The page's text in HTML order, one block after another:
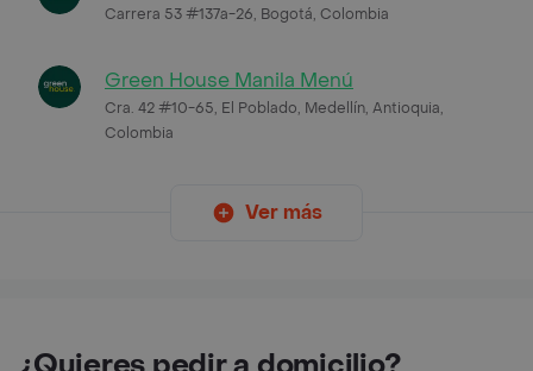
Carrera 53 #137a-26, Bogotá, Colombia
Green House Manila Menú
Cra. 42 #10-65, El Poblado, Medellín, Antioquia,
Colombia
Ver más